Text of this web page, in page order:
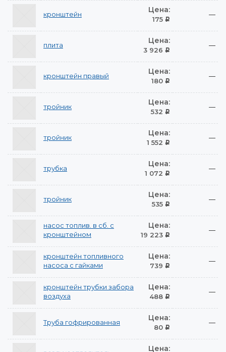
кронштейн Цена:
175 Р
—
плита Цена:
3 926 Р
—
кронштейн правый Цена:
180 Р
—
тройник Цена:
532 Р
—
тройник Цена:
1 552 Р
—
трубка Цена:
1 072 Р
—
тройник Цена:
535 Р
—
насос топлив. в сб. с
кронштейном
Цена:
19 223 Р
—
кронштейн топливного
насоса с гайками
Цена:
739 Р
—
кронштейн трубки забора
воздуха
Цена:
488 Р
—
Труба гофрированная Цена:
80 Р
—
Цена: